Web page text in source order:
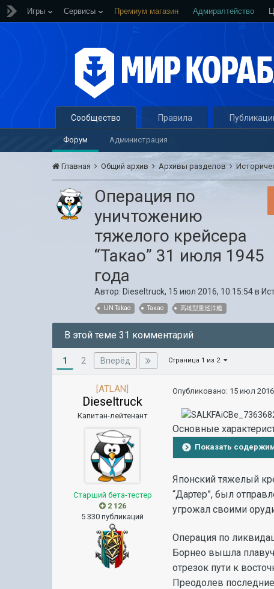
Игры Сервисы Премиум магазин Адмиралтейство
Сообщество
Форум Администрация
Правила
Главная Общий архив Архивы разделов
Операция по
уничтожению
тяжелого крейсера
“Такао” 31 июля 1945
года
Автор: Dieseltruck, 15 июл 2016, 10:15:54в
IJN Takao Такао 高雄型重巡洋艦
В этой теме 31 комментарий
1 2 Вперёд Страница 1 из 2
[ATLAN]
Dieseltruck
Капитан-лейтенант
Старший бета-тестер
2 126
5 330 публикаций
Опубликовано: 15 июл
Основные
Показать
Японский тяжелый
“Дартер”, был
угрожал своими
Операция по
Борнео вышла
отрезок пути к
Преодолев